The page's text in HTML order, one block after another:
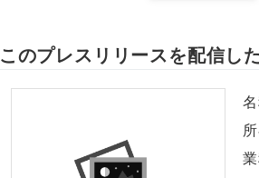
このプレスリリースを配信し